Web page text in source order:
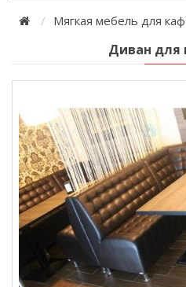
Мягкая мебель для
Диван для